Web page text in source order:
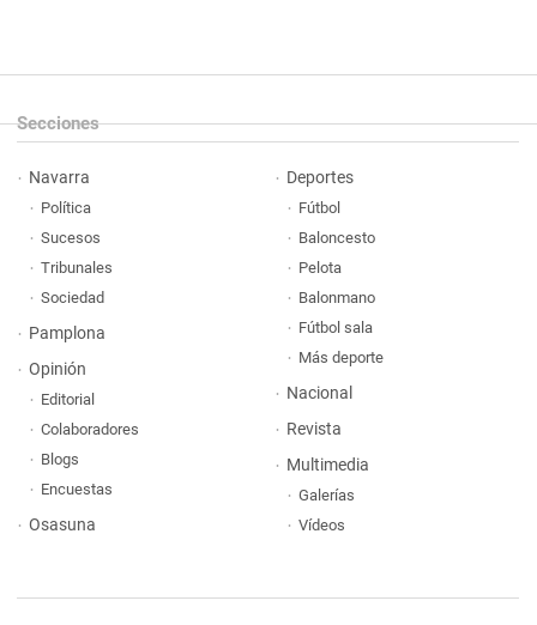
Secciones
Navarra
Política
Sucesos
Tribunales
Sociedad
Pamplona
Opinión
Editorial
Colaboradores
Blogs
Encuestas
Osasuna
Deportes
Fútbol
Baloncesto
Pelota
Balonmano
Fútbol sala
Más deporte
Nacional
Revista
Multimedia
Galerías
Vídeos